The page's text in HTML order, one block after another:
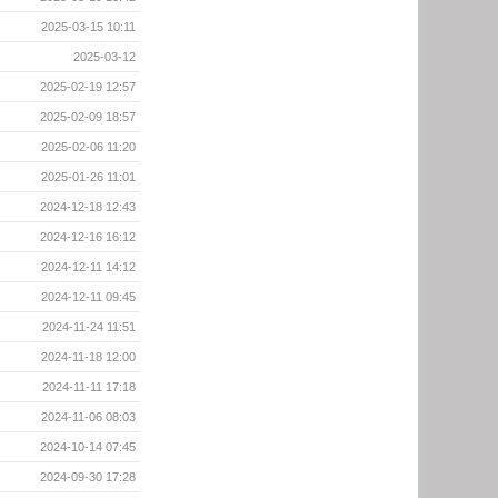
2025-03-15 10:11
2025-03-12
2025-02-19 12:57
2025-02-09 18:57
2025-02-06 11:20
2025-01-26 11:01
2024-12-18 12:43
2024-12-16 16:12
2024-12-11 14:12
2024-12-11 09:45
2024-11-24 11:51
2024-11-18 12:00
2024-11-11 17:18
2024-11-06 08:03
2024-10-14 07:45
2024-09-30 17:28